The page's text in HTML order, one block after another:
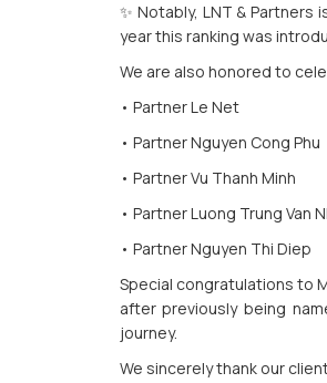
✨ Notably, LNT &
year this ranking was
We are also honored to
• Partner Le Net
• Partner Nguyen Cong Phu
• Partner Vu Thanh Minh
• Partner Luong Trung Van
• Partner Nguyen Thi Diep
Special congratulations to
after previously being
journey.
We sincerely thank our